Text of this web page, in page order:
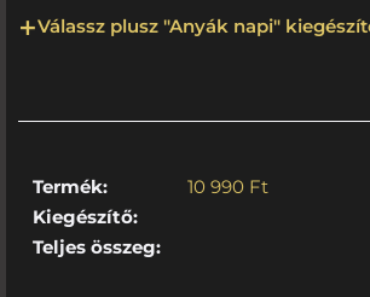
Válassz plusz "Anyák napi"
Termék: 10 990 Ft
Kiegészítő:
Teljes összeg: